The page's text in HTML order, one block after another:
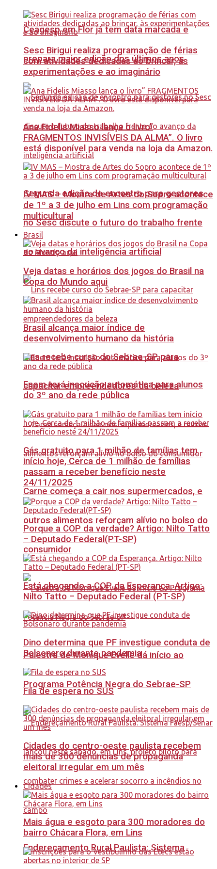
Ceagesp em Flor já tem data marcada e
prepara maior edição dos últimos anos
Segunda edição de encontro para gestores
no Sesc discute o futuro do trabalho frente
ao avanço da inteligência artificial
Lins recebe curso do Sebrae-SP para
capacitar empreendedores da beleza
Carne começa a cair nos supermercados, e
outros alimentos reforçam alívio no bolso do
consumidor
Palestra de Monique Evelle dá início ao
Programa Potência Negra do Sebrae-SP
Endereçamento Rural Paulista: Sistema
Sesc Birigui realiza programação de férias
com atividades dedicadas ao brincar, às
experimentações e ao imaginário
Ana Fidelis Miasso lança o livro”
FRAGMENTOS INVISÍVEIS DA ALMA”. O livro
está disponível para venda na loja da Amazon.
IV MAS – Mostra de Artes do Sopro acontece
de 1º a 3 de julho em Lins com programação
multicultural
Brasil
Veja datas e horários dos jogos do Brasil na
Copa do Mundo aqui
Brasil alcança maior índice de
desenvolvimento humano da história
Enem terá inscrição automática para alunos
do 3º ano da rede pública
Gás gratuito para 1 milhão de famílias tem
início hoje, Cerca de 1 milhão de famílias
passam a receber benefício neste
24/11/2025
Porque a COP da verdade? Artigo: Nilto Tatto
– Deputado Federal(PT-SP)
Está chegando a COP da Esperança. Artigo:
Nilto Tatto – Deputado Federal (PT-SP)
Dino determina que PF investigue conduta de
Bolsonaro durante pandemia
Fila de espera no SUS
Cidades do centro-oeste paulista recebem
mais de 300 denúncias de propaganda
eleitoral irregular em um mês
Cidades
Mais água e esgoto para 300 moradores do
bairro Chácara Flora, em Lins